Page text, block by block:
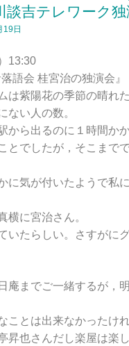
談吉テレワーク独
19日
13:30
語会 桂宮治の独演会』
は紫陽花の季節の晴れ
ない人の数。
から出るのに１時間か
とでしたが，そこまで
に気が付いたようで私
横に宮治さん。
いたらしい。さすがに
庵までご一緒するが，
ことは出来なかったけ
昇也さんだし楽屋は楽し